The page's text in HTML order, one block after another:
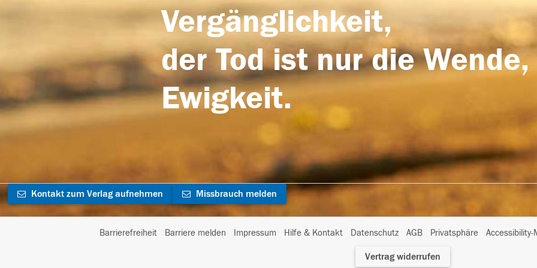
Vergänglichkeit,
der Tod ist nur die
Ewigkeit.
Kontakt zum Verlag aufnehmen Missbrauch melden
Barrierefreiheit Barriere melden Impressum Hilfe & Kontakt Datenschutz AGB Privatsphäre
I
Vertrag widerrufen